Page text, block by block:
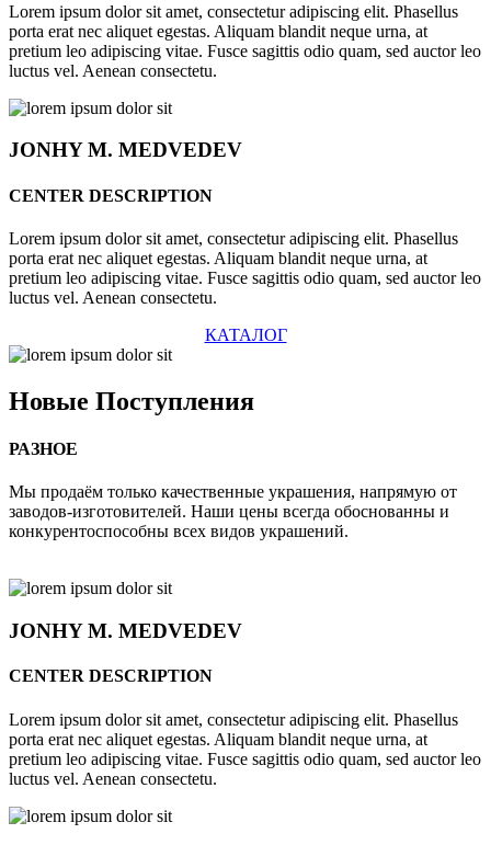
Lorem ipsum dolor sit amet, consectetur adipiscing elit. Phasellus
porta erat nec aliquet egestas. Aliquam blandit neque urna, at
pretium leo adipiscing vitae. Fusce sagittis odio quam, sed auctor leo
luctus vel. Aenean consectetu.
JONHYM. MEDVEDEV
CENTER DESCRIPTION
Lorem ipsum dolor sit amet, consectetur adipiscing elit. Phasellus
porta erat nec aliquet egestas. Aliquam blandit neque urna, at
pretium leo adipiscing vitae. Fusce sagittis odio quam, sed auctor leo
luctus vel. Aenean consectetu.
КАТАЛОГ
Новые Поступления
РАЗНОЕ
Мы продаём только качественные украшения, напрямую от
заводов-изготовителей. Наши цены всегда обоснованны и
конкурентоспособны всех видов украшений.
JONHYM. MEDVEDEV
CENTER DESCRIPTION
Lorem ipsum dolor sit amet, consectetur adipiscing elit. Phasellus
porta erat nec aliquet egestas. Aliquam blandit neque urna, at
pretium leo adipiscing vitae. Fusce sagittis odio quam, sed auctor leo
luctus vel. Aenean consectetu.